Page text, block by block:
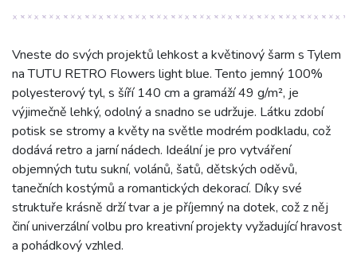
Vneste do svých projektů lehkost a květinový šarm s Tylem
na TUTU RETRO Flowers light blue. Tento jemný 100%
polyesterový tyl, s šíří 140 cm a gramáží 49 g/m², je
výjimečně lehký, odolný a snadno se udržuje. Látku zdobí
potisk se stromy a květy na světle modrém podkladu, což
dodává retro a jarní nádech. Ideální je pro vytváření
objemných tutu sukní, volánů, šatů, dětských oděvů,
tanečních kostýmů a romantických dekorací. Díky své
struktuře krásně drží tvar a je příjemný na dotek, což z něj
činí univerzální volbu pro kreativní projekty vyžadující hravost
a pohádkový vzhled.